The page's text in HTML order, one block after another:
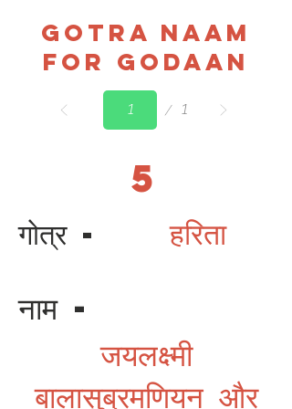
Gotra Naam
For Godaan
1
5
गोत्र - हरिता
नाम -
जयलक्ष्मी
बालासुब्रमणियन और